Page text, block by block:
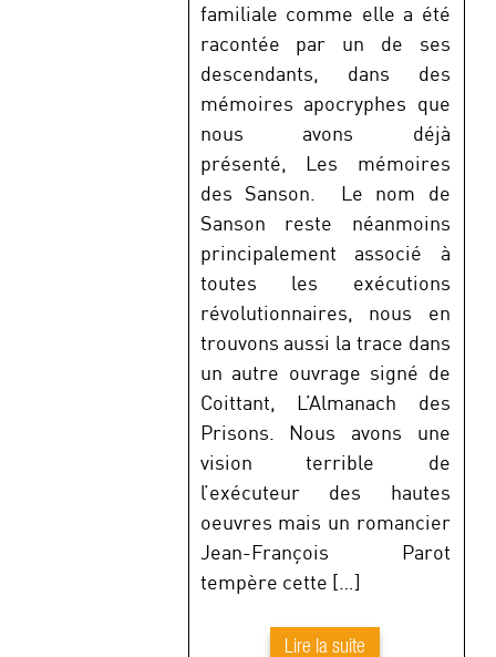
familiale comme elle a été
racontée par un de ses
descendants, dans des
mémoires apocryphes que
nous avons déjà
présenté, Les mémoires
des Sanson. Le nom de
Sanson reste néanmoins
principalement associé à
toutes les exécutions
révolutionnaires, nous en
trouvons aussi la trace dans
un autre ouvrage signé de
Coittant, L’Almanach des
Prisons. Nous avons une
vision terrible de
l’exécuteur des hautes
oeuvres mais un romancier
Jean-François Parot
tempère cette […]
Lire la suite